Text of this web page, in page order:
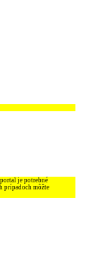
je potrebné
prípadoch môžte